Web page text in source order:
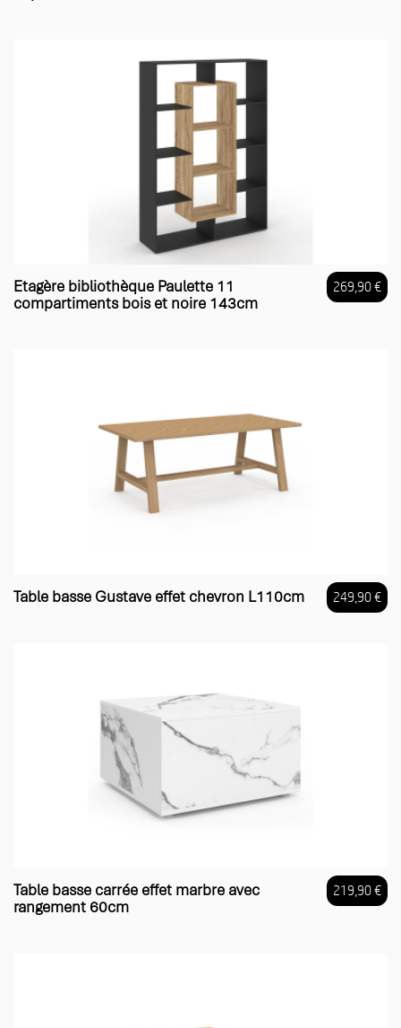
Etagère bibliothèque Paulette 11
compartiments bois et noire 143cm
269,90 €
Table basse Gustave effet chevron L110cm
Prix
249,90 €
Table basse carrée effet marbre avec
rangement 60cm
Prix
219,90 €